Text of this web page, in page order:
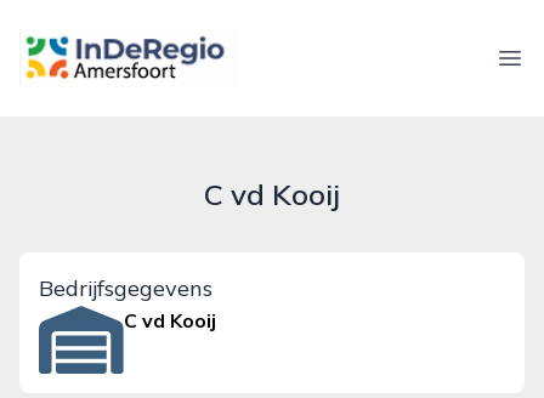
inderegioamersfoort.nl
C vd Kooij
Bedrijfsgegevens
C vd Kooij